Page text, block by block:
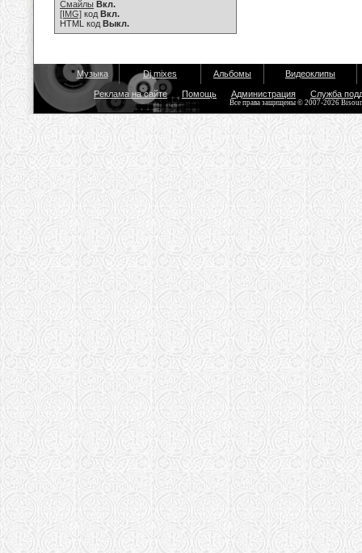
Смайлы Вкл.
[IMG] код Вкл.
HTML код Выкл.
Музыка Dj mixes Альбомы Видеоклипы
Реклама на сайте Помощь Администрация Служба
Все права защищены © 2007-2026